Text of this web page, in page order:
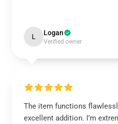
L Logan
Verified owner
The item functions
excellent addition. I’m